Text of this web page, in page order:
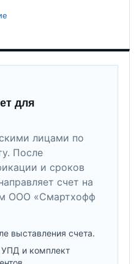
для
лицами по
После
и сроков
счет на
ООО «Смартхофф
выставления счета.
УПД и комплект